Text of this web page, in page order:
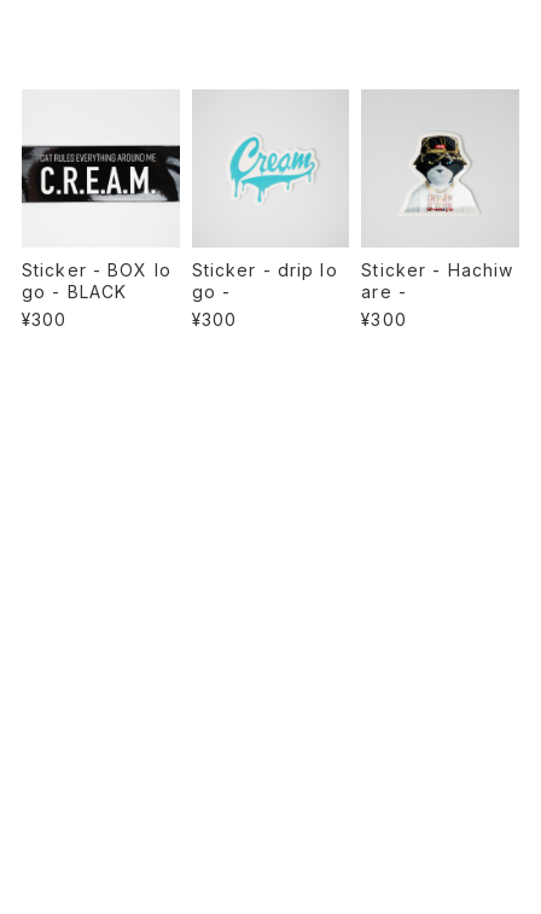
Sticker - BOX lo
go - BLACK
¥300
Sticker - drip lo
go -
¥300
Sticker - Hachiw
are -
¥300